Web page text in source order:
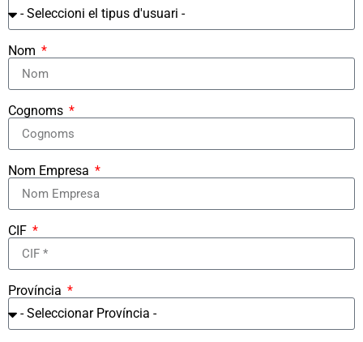
Nom
Cognoms
Nom Empresa
CIF
Província